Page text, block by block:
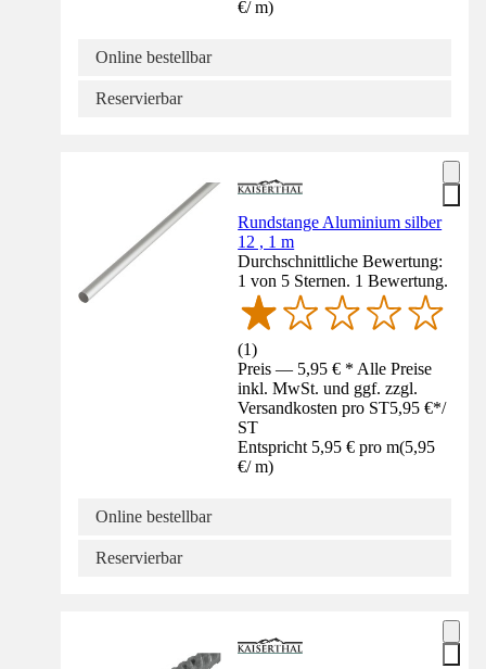
€/ m)
Online bestellbar
Reservierbar
Rundstange Aluminium silber
12 , 1 m
Durchschnittliche Bewertung:
1 von 5 Sternen. 1 Bewertung.
(1)
Preis — 5,95 € * Alle Preise
inkl. MwSt. und ggf. zzgl.
Versandkosten pro ST5,95 €*/
ST
Entspricht 5,95 € pro m(5,95
€/ m)
Online bestellbar
Reservierbar